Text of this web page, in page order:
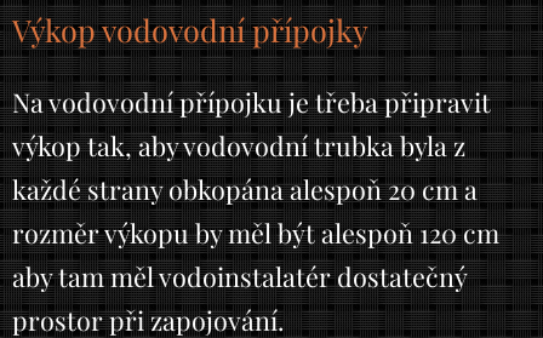
Výkop vodovodní přípojky
Na vodovodní přípojku je třeba připravit
výkop tak, aby vodovodní trubka byla z
každé strany obkopána alespoň 20 cm a
rozměr výkopu by měl být alespoň 120 cm
aby tam měl vodoinstalatér dostatečný
prostor při zapojování.